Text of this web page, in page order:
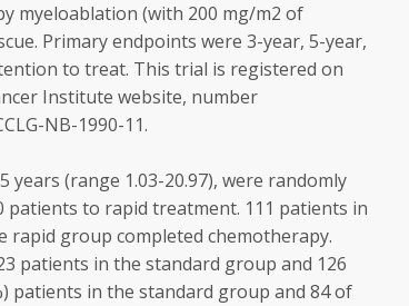
myeloablation (with 200 mg/m2 of
Primary endpoints were 3-year, 5-year,
to treat. This trial is registered on
Institute website, number
NB-1990-11.
years (range 1.03-20.97), were randomly
patients to rapid treatment. 111 patients in
group completed chemotherapy.
patients in the standard group and 126
patients in the standard group and 84 of